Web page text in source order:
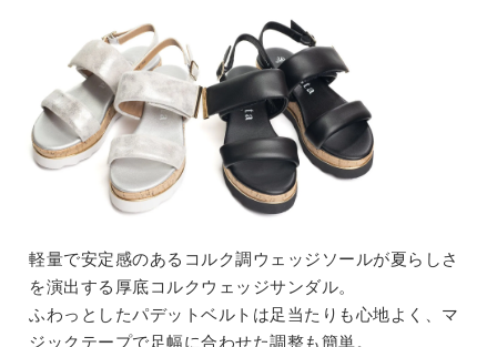
軽量で安定感のあるコルク調ウェッジソールが夏らしさ
を演出する厚底コルクウェッジサンダル。
ふわっとしたパデットベルトは足当たりも心地よく、マ
ジックテープで足幅に合わせた調整も簡単。